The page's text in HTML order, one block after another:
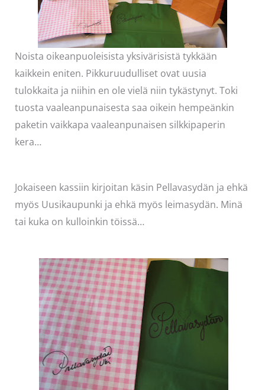
Noista oikeanpuoleisista yksivärisistä tykkään
kaikkein eniten. Pikkuruudulliset ovat uusia
tulokkaita ja niihin en ole vielä niin tykästynyt. Toki
tuosta vaaleanpunaisesta saa oikein hempeänkin
paketin vaikkapa vaaleanpunaisen silkkipaperin
kera…
Jokaiseen kassiin kirjoitan käsin Pellavasydän ja ehkä
myös Uusikaupunki ja ehkä myös leimasydän. Minä
tai kuka on kulloinkin töissä…